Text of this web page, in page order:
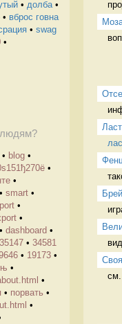
• долба•
• вброс говна
• swag
•
• blog •
•
•
• smart •
•
•
• dashboard •
35147 • 34581
• 19173 •
•
•
• порвать •
•
вид
см.